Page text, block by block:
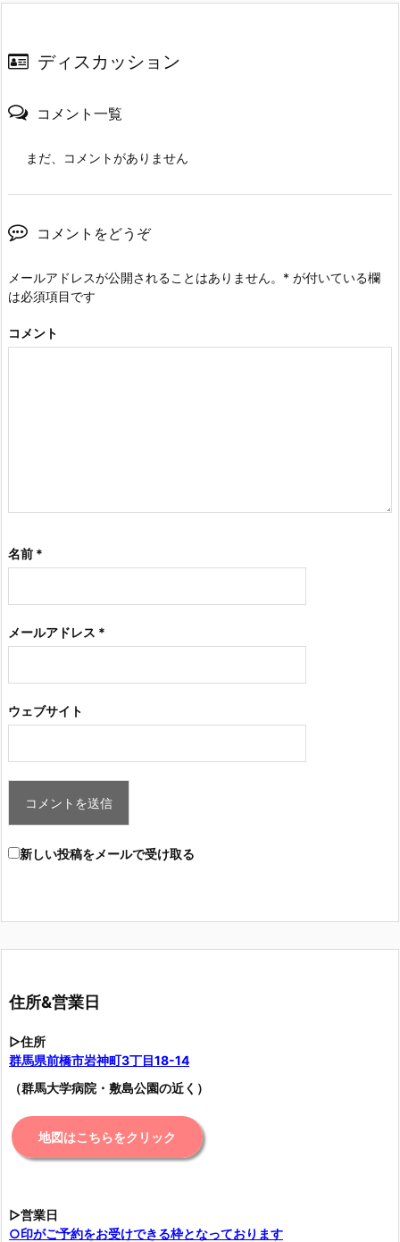
ディスカッション
コメント一覧
まだ、コメントがありません
コメントをどうぞ
メールアドレスが公開されることはありません。 * が付いている欄
は必須項目です
コメント
名前 *
メールアドレス *
ウェブサイト
新しい投稿をメールで受け取る
住所&営業日
▷住所
群馬県前橋市岩神町3丁目18-14
（群馬大学病院・敷島公園の近く）
地図はこちらをクリック
▷営業日
○印がご予約をお受けできる枠となっております